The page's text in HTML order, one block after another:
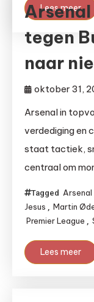
Lees meer
tegen
naar
oktober 31,
Arsenal in
verdediging en
staat tactiek,
centraal om
Tagged Arsenal
Jesus , Martin
Premier League ,
Lees meer